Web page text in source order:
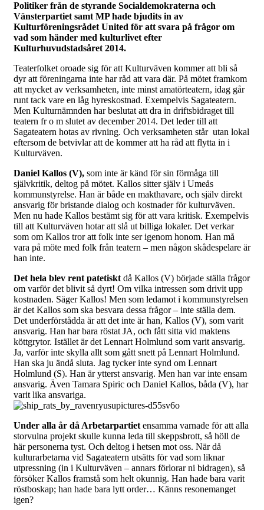
Politiker från de styrande Socialdemokraterna och
Vänsterpartiet samt MP hade bjudits in av
Kulturföreningsrådet United för att svara på frågor om
vad som händer med kulturlivet efter
Kulturhuvudstadsåret 2014.
Teaterfolket oroade sig för att Kulturväven kommer att bli så
dyr att föreningarna inte har råd att vara där. På mötet framkom
att mycket av verksamheten, inte minst amatörteatern, idag går
runt tack vare en låg hyreskostnad. Exempelvis Sagateatern.
Men Kulturnämnden har beslutat att dra in driftsbidraget till
teatern fr o m slutet av december 2014. Det leder till att
Sagateatern hotas av rivning. Och verksamheten står utan lokal
eftersom de betvivlar att de kommer att ha råd att flytta in i
Kulturväven.
Daniel Kallos (V), som inte är känd för sin förmåga till
självkritik, deltog på mötet. Kallos sitter själv i Umeås
kommunstyrelse. Han är både en makthavare, och själv direkt
ansvarig för bristande dialog och kostnader för kulturväven.
Men nu hade Kallos bestämt sig för att vara kritisk. Exempelvis
till att Kulturväven hotar att slå ut billiga lokaler. Det verkar
som om Kallos tror att folk inte ser igenom honom. Han må
vara på möte med folk från teatern – men någon skådespelare är
han inte.
Det hela blev rent patetiskt då Kallos (V) började ställa frågor
om varför det blivit så dyrt! Om vilka intressen som drivit upp
kostnaden. Säger Kallos! Men som ledamot i kommunstyrelsen
är det Kallos som ska besvara dessa frågor – inte ställa dem.
Det underförstådda är att det inte är han, Kallos (V), som varit
ansvarig. Han har bara röstat JA, och fått sitta vid maktens
köttgrytor. Istället är det Lennart Holmlund som varit ansvarig.
Ja, varför inte skylla allt som gått snett på Lennart Holmlund.
Han ska ju ändå sluta. Jag tycker inte synd om Lennart
Holmlund (S). Han är ytterst ansvarig. Men han var inte ensam
ansvarig. Även Tamara Spiric och Daniel Kallos, båda (V), har
varit lika ansvariga.
Under alla år då Arbetarpartiet ensamma varnade för att alla
storvulna projekt skulle kunna leda till skeppsbrott, så höll de
här personerna tyst. Och deltog i hetsen mot oss. När då
kulturarbetarna vid Sagateatern utsätts för vad som liknar
utpressning (in i Kulturväven – annars förlorar ni bidragen), så
försöker Kallos framstå som helt okunnig. Han hade bara varit
röstboskap; han hade bara lytt order… Känns resonemanget
igen?